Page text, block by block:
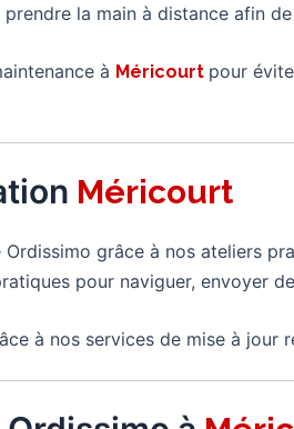
la main à distance afin
à Méricourt pour
Méricourt
Ordissimo grâce à nos ateliers
pour naviguer, envoyer
à nos services de mise à jour